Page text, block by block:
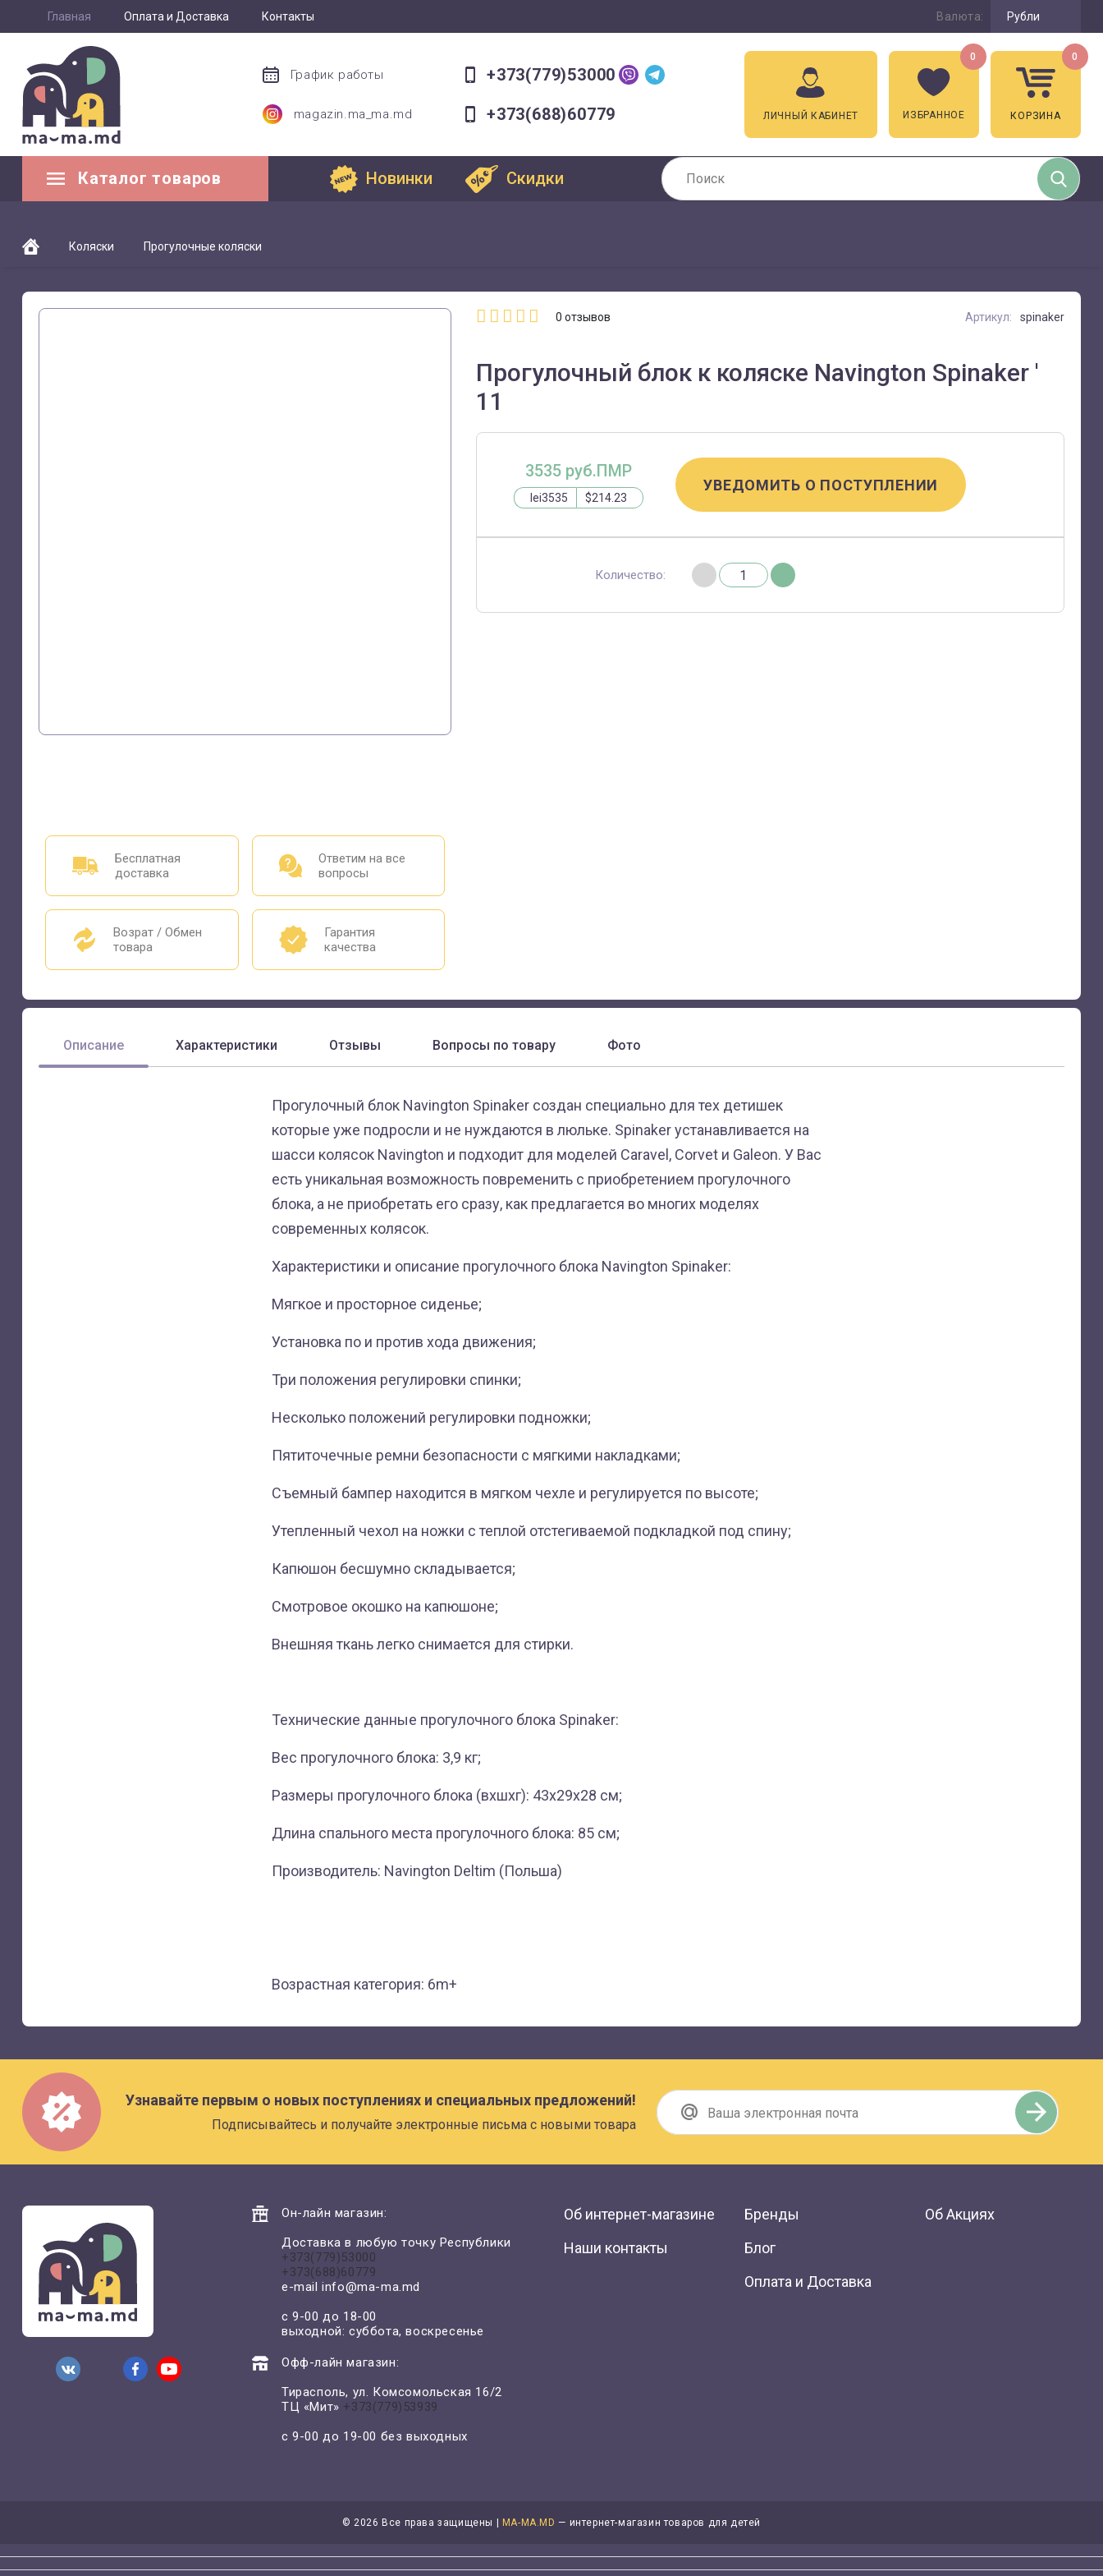
Главная Оплата и Доставка Контакты Валюта: Рубли
График работы +373(779)53000
magazin.ma_ma.md +373(688)60779 ЛИЧНЫЙ КАБИНЕТ ИЗБРАННОЕ
0
КОРЗИНА
0
Каталог товаров Новинки Скидки
Коляски Прогулочные коляски
Бесплатная
доставка
Ответим на все
вопросы
Возрат / Обмен
товара
Гарантия
качества
0отзывов Артикул: spinaker
Прогулочный блок к коляске Navington Spinaker '
11
3535 руб.ПМР
lei3535 $214.23
УВЕДОМИТЬ О ПОСТУПЛЕНИИ
Количество:
Описание Характеристики Отзывы Вопросы по товару Фото
Прогулочный блок Navington Spinaker создан специально для тех детишек
которые уже подросли и не нуждаются в люльке. Spinaker устанавливается на
шасси колясок Navington и подходит для моделей Caravel, Corvet и Galeon. У Вас
есть уникальная возможность повременить с приобретением прогулочного
блока, а не приобретать его сразу, как предлагается во многих моделях
современных колясок.
Характеристики и описание прогулочного блока Navington Spinaker:
Мягкое и просторное сиденье;
Установка по и против хода движения;
Три положения регулировки спинки;
Несколько положений регулировки подножки;
Пятиточечные ремни безопасности с мягкими накладками;
Съемный бампер находится в мягком чехле и регулируется по высоте;
Утепленный чехол на ножки с теплой отстегиваемой подкладкой под спину;
Капюшон бесшумно складывается;
Смотровое окошко на капюшоне;
Внешняя ткань легко снимается для стирки.
Технические данные прогулочного блока Spinaker:
Вес прогулочного блока: 3,9 кг;
Размеры прогулочного блока (вхшхг): 43х29х28 см;
Длина спального места прогулочного блока: 85 см;
Производитель: Navington Deltim (Польша)
Возрастная категория: 6m+
Узнавайте первым о новых поступлениях и специальных предложений!
Подписывайтесь и получайте электронные письма с новыми товара
Он-лайн магазин:
Доставка в любую точку Республики
+373(779)53000
+373(688)60779
e-mailinfo@ma-ma.md
с 9-00 до 18-00
выходной: суббота, воскресенье
Офф-лайн магазин:
Тирасполь, ул. Комсомольская 16/2
ТЦ «Мит» +373(779)53939
с 9-00 до 19-00 без выходных
Об интернет-магазине
Наши контакты
Бренды
Блог
Оплата и Доставка
Об Акциях
© 2026 Все права защищены | MA-MA.MD — интернет-магазин товаров для детей